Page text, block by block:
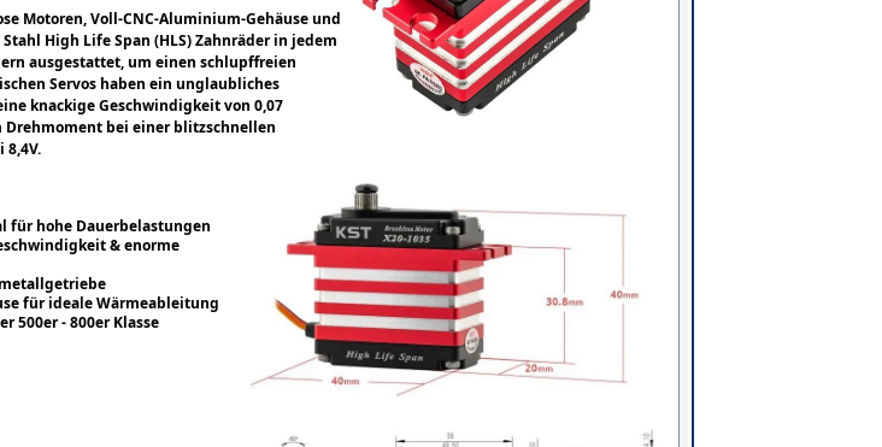
Motoren, Voll-CNC-Aluminium-Gehäuse und
High Life Span (HLS) Zahnräder in jedem
ausgestattet, um einen schlupffreien
Servos haben ein unglaubliches
knackige Geschwindigkeit von 0,07
Drehmoment bei einer blitzschnellen
8,4V.
für hohe Dauerbelastungen
& enorme
für ideale Wärmeableitung
500er - 800er Klasse